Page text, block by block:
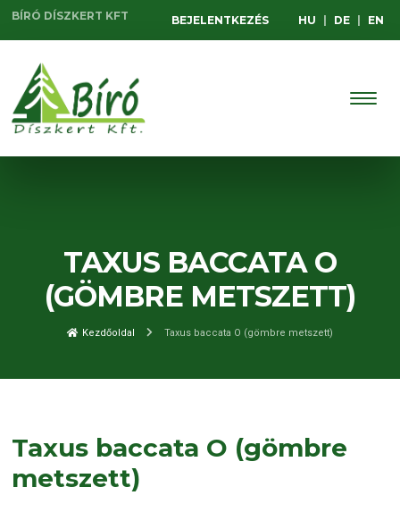
BÍRÓ DÍSZKERT KFT BEJELENTKEZÉS HU DE EN
TAXUS BACCATA O
(GÖMBRE METSZETT)
Kezdőoldal Taxus baccata O (gömbre metszett)
Taxus baccata O (gömbre
metszett)